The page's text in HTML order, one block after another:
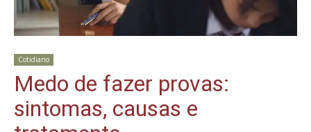
Cotidiano
Medo de fazer provas:
sintomas, causas e